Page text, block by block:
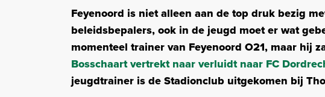
Feyenoord is niet alleen aan de top druk bezig
beleidsbepalers, ook in de jeugd moet er wat
momenteel trainer van Feyenoord O21, maar hij
Bosschaart vertrekt naar verluidt naar FC
jeugdtrainer is de Stadionclub uitgekomen bij